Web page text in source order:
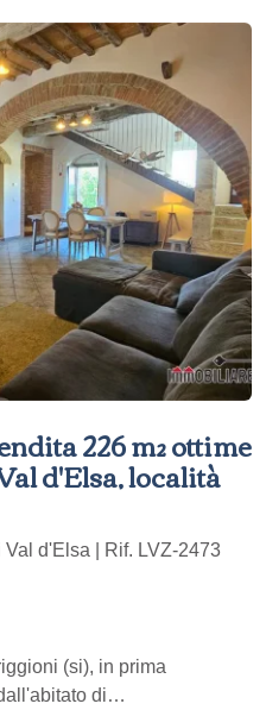
226 m² ottime
d'Elsa, località
d'Elsa | Rif. LVZ-2473
(si), in prima
di…